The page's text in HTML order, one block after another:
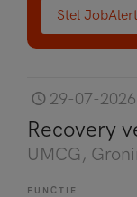
Stel
29-07-2026
Recovery
UMCG,
FUNCTIE